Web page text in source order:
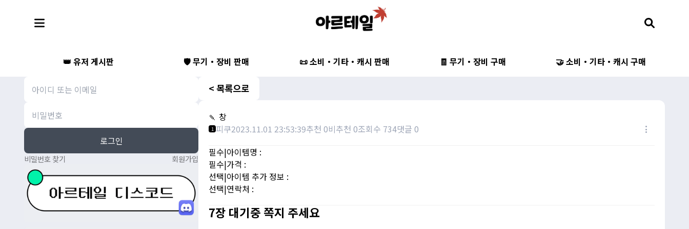
👑 유저 게시판 🛡️ 무기・장비 판매 📜 소비・기타・캐시 판매 🧾 무기・장비 구매 🤝 소비・기타・캐시 구매
로그인
비밀번호 찾기 회원가입
< 목록으로
🍡 창
1 피쿠2023.11.01 23:53:39추천 0비추천 0조회수 734댓글 0
필수|아이템명 :
필수|가격 :
선택|아이템 추가 정보 :
선택|연락처 :
7장 대기중 쪽지 주세요